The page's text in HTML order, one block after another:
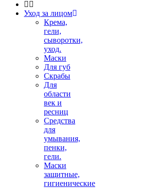
Уход за лицом
Крема,
гели,
сыворотки,
уход.
Маски
Для губ
Скрабы
Для
области
век и
ресниц
Средства
для
умывания,
пенки,
гели.
Маски
защитные,
гигиенические